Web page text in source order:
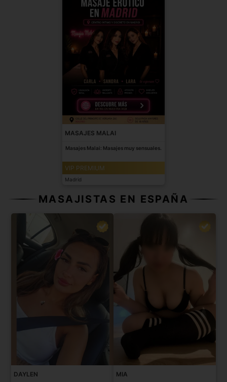
MASAJES MALAI
Masajes Malai: Masajes muy sensuales.
VIP PREMIUM
Madrid
MASAJISTAS EN ESPAÑA
DAYLEN MIA